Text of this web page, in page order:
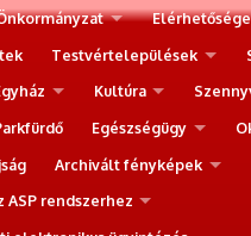
Testvértelepülések
Kultúra
Egészségügy
Archivált fényképek
ASP rendszerhez